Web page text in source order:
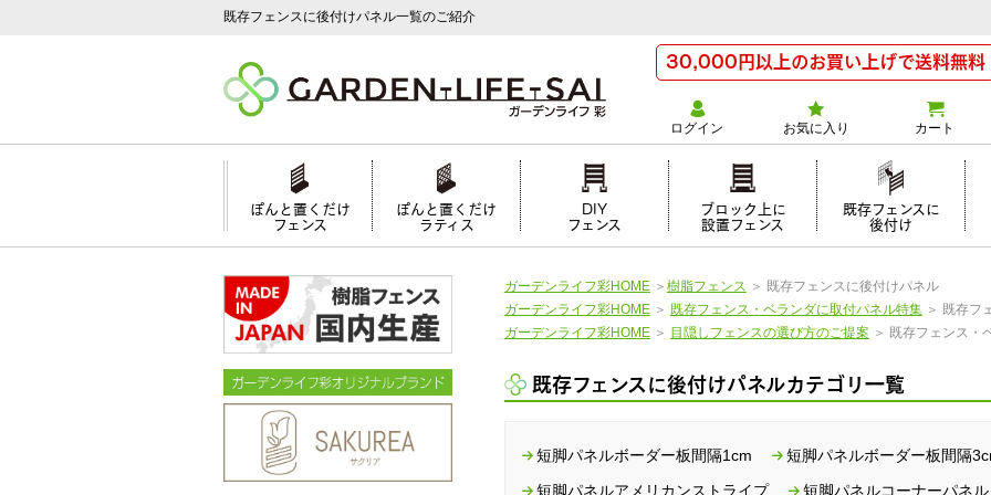
既存フェンスに後付けパネル一覧のご紹介
30,000円以上のお買い上げで送料無料
ログイン お気に入り カート
ぽんと置くだけ
フェンス
ぽんと置くだけ
ラティス
DIY
フェンス
ブロック上に
設置フェンス
既存フェンスに
後付け
ガーデンライフ彩HOME＞ 樹脂フェンス ＞ 既存フェンスに後付けパネル
ガーデンライフ彩HOME＞ 既存フェンス・ベランダに取付パネル特集＞ 既存フ
ガーデンライフ彩HOME＞ 目隠しフェンスの選び方のご提案 ＞ 既存フェンス・
既存フェンスに後付けパネルカテゴリ一覧
短脚パネルボーダー板間隔1cm 短脚パネルボーダー板間隔
短脚パネルアメリカンストライプ 短脚パネルコーナーパネ